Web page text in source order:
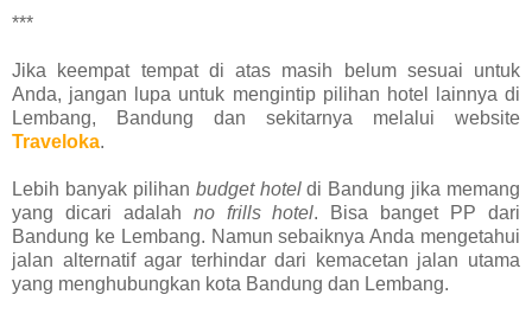
***
Jika keempat tempat di atas masih belum sesuai untuk
Anda, jangan lupa untuk mengintip pilihan hotel lainnya di
Lembang, Bandung dan sekitarnya melalui website
Traveloka.
Lebih banyak pilihan budget hoteldi Bandung jika memang
yang dicari adalah no frills hotel. Bisa banget PP dari
Bandung ke Lembang. Namun sebaiknya Anda mengetahui
jalan alternatif agar terhindar dari kemacetan jalan utama
yang menghubungkan kota Bandung dan Lembang.